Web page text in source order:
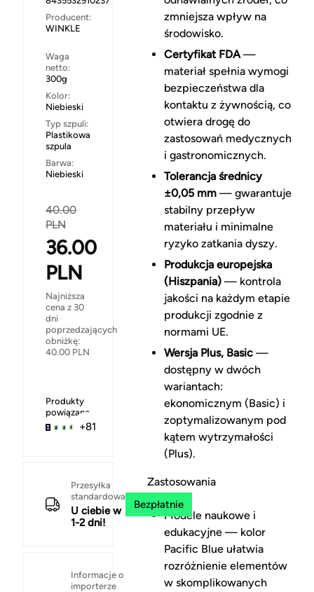
Producent:
WINKLE
Waga
netto:
300g
Kolor:
Niebieski
Typ szpuli:
Plastikowa
szpula
Barwa:
Niebieski
40.00
PLN
36.00
PLN
Najniższa
cena z 30
dni
poprzedzających
obniżkę:
40.00 PLN
Produkty
powiązane
+81
Przesyłka
standardowa
U ciebie w
1-2 dni!
Bezpłatnie
Informacje o
importerze
zmniejsza wpływ na
środowisko.
Certyfikat FDA—
materiał spełnia wymogi
bezpieczeństwa dla
kontaktu z żywnością, co
otwiera drogę do
zastosowań medycznych
i gastronomicznych.
Tolerancja średnicy
±0,05 mm— gwarantuje
stabilny przepływ
materiału i minimalne
ryzyko zatkania dyszy.
Produkcja europejska
(Hiszpania)— kontrola
jakości na każdym etapie
produkcji zgodnie z
normami UE.
Wersja Plus, Basic—
dostępny w dwóch
wariantach:
ekonomicznym (Basic) i
zoptymalizowanym pod
kątem wytrzymałości
(Plus).
Zastosowania
Modele naukowe i
edukacyjne — kolor
Pacific Blue ułatwia
rozróżnienie elementów
w skomplikowanych